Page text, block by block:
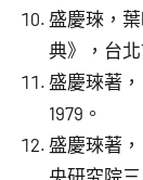
盛慶琜，
典》，台北
盛慶琜著
1979。
盛慶琜著